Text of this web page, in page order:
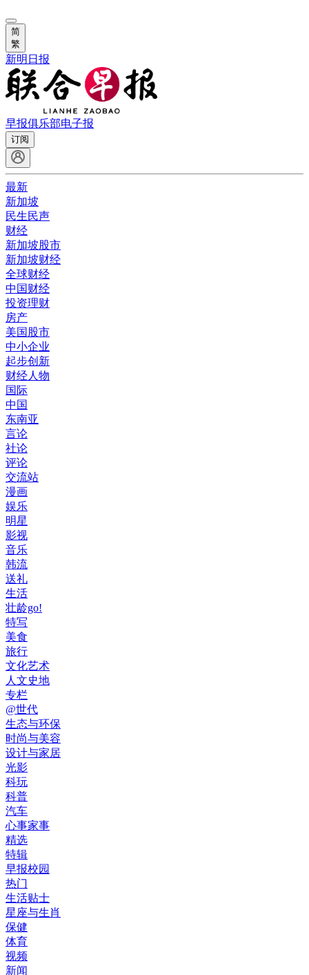
简
繁
新明日报
早报俱乐部电子报
订阅
最新
新加坡
民生民声
财经
新加坡股市
新加坡财经
全球财经
中国财经
投资理财
房产
美国股市
中小企业
起步创新
财经人物
国际
中国
东南亚
言论
社论
评论
交流站
漫画
娱乐
明星
影视
音乐
韩流
送礼
生活
壮龄go!
特写
美食
旅行
文化艺术
人文史地
专栏
@世代
生态与环保
时尚与美容
设计与家居
光影
科玩
科普
汽车
心事家事
精选
特辑
早报校园
热门
生活贴士
星座与生肖
保健
体育
视频
新闻